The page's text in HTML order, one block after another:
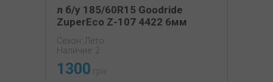
л б/у 185/60R15 Goodride
ZuperEco Z-107 4422 6мм
Сезон: Лето
Наличие: 2
1300 грн